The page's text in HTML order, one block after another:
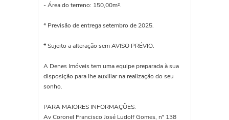
- Área do terreno: 150,00m².
* Previsão de entrega setembro de 2025.
* Sujeito a alteração sem AVISO PRÉVIO.
A Denes Imóveis tem uma equipe preparada à sua
disposição para lhe auxiliar na realização do seu
sonho.
PARA MAIORES INFORMAÇÕES:
Av Coronel Francisco José Ludolf Gomes, nº 138